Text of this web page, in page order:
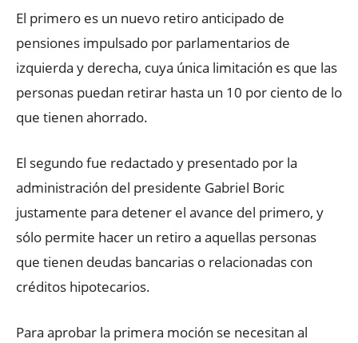
El primero es un nuevo retiro anticipado de
pensiones impulsado por parlamentarios de
izquierda y derecha, cuya única limitación es que las
personas puedan retirar hasta un 10 por ciento de lo
que tienen ahorrado.
El segundo fue redactado y presentado por la
administración del presidente Gabriel Boric
justamente para detener el avance del primero, y
sólo permite hacer un retiro a aquellas personas
que tienen deudas bancarias o relacionadas con
créditos hipotecarios.
Para aprobar la primera moción se necesitan al